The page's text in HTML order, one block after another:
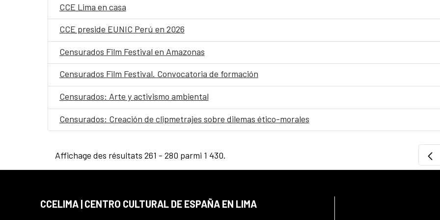
CCE Lima en casa
CCE preside EUNIC Perú en 2026
Censurados Film Festival en Amazonas
Censurados Film Festival. Convocatoria de formación
Censurados: Arte y activismo ambiental
Censurados: Creación de clipmetrajes sobre dilemas ético-morales
Affichage des résultats 261 - 280 parmi 1 430.
CCELIMA | CENTRO CULTURAL DE ESPAÑA EN LIMA